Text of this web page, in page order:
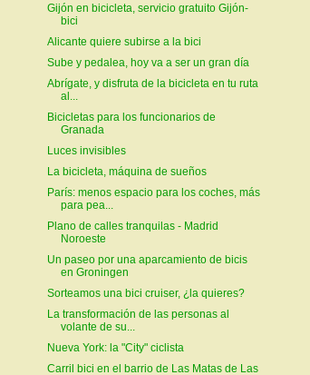
Gijón en bicicleta, servicio gratuito Gijón-
bici
Alicante quiere subirse a la bici
Sube y pedalea, hoy va a ser un gran día
Abrígate, y disfruta de la bicicleta en tu ruta
al...
Bicicletas para los funcionarios de
Granada
Luces invisibles
La bicicleta, máquina de sueños
París: menos espacio para los coches, más
para pea...
Plano de calles tranquilas - Madrid
Noroeste
Un paseo por una aparcamiento de bicis
en Groningen
Sorteamos una bici cruiser, ¿la quieres?
La transformación de las personas al
volante de su...
Nueva York: la "City" ciclista
Carril bici en el barrio de Las Matas de Las